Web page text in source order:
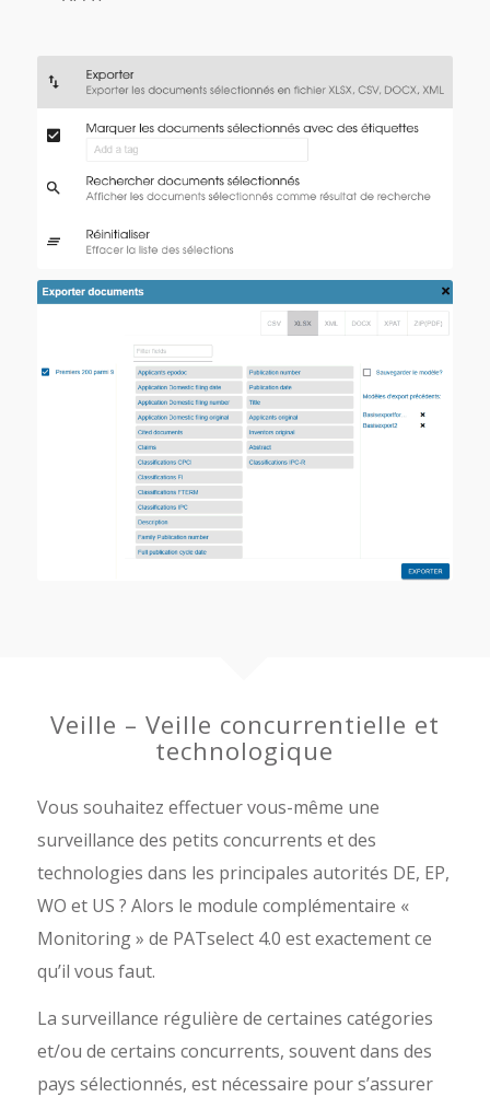
Veille – Veille concurrentielle et
technologique
Vous souhaitez effectuer vous-même une
surveillance des petits concurrents et des
technologies dans les principales autorités DE, EP,
WO et US ? Alors le module complémentaire «
Monitoring » de PATselect 4.0 est exactement ce
qu’il vous faut.
La surveillance régulière de certaines catégories
et/ou de certains concurrents, souvent dans des
pays sélectionnés, est nécessaire pour s’assurer